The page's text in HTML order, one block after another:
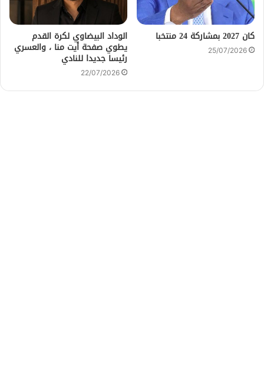
كان 2027 بمشاركة 24 منتخبا
25/07/2026
الوداد البيضاوي لكرة القدم
يطوي صفحة أيت منا ، والعسري
رئيسا جديدا للنادي
22/07/2026